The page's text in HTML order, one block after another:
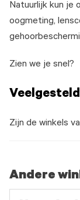
Natuurlijk kun je
oogmeting,
Zien we je snel?
Zijn de winkels
Andere